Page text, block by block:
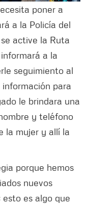
poner a
a la Policía del
active la Ruta
a la
seguimiento al
para
le brindara una
y teléfono
la mujer y allí la
porque hemos
nuevos
esto es algo que